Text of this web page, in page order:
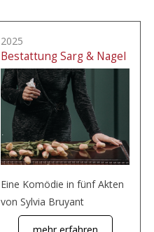
2025
Bestattung Sarg & Nagel
Eine Komödie in fünf Akten
von Sylvia Bruyant